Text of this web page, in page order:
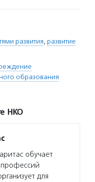
развития, развитие
образования
НКО
обучает
для